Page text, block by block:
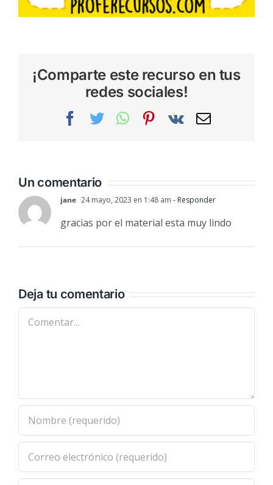
¡Comparte este recurso en tus
redes sociales!
Facebook
TwitterWhatsAppPinterest
Vk
Correo
Un comentario
jane 24 mayo, 2023 en 1:48 am - Responder
gracias por el material esta muy lindo
Deja tu comentario
Comentar